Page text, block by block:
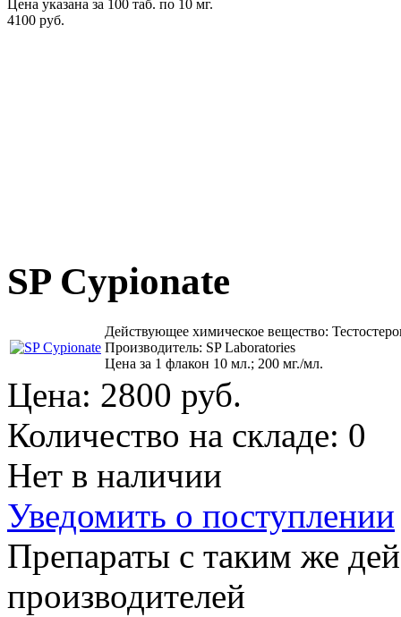
Цена указана за 100 таб. по 10 мг.
4100 руб.
SP Cypionate
Действующее химическое вещество:
Производитель: SP Laboratories
Цена за 1 флакон 10 мл.; 200 мг./мл.
Цена: 2800 руб.
Количество на складе: 0
Нет в наличии
Уведомить о поступлении
Препараты с таким же
производителей